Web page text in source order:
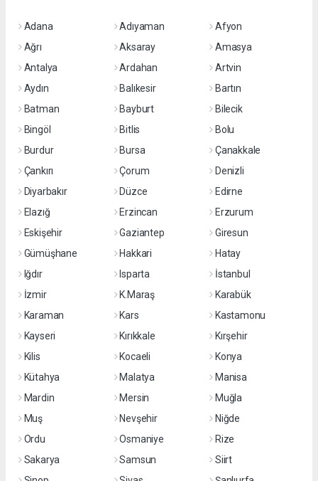
Adana Adıyaman
Afyon
Ağrı
Aksaray
Amasya
Antalya
Ardahan
Artvin
Aydın
Balıkesir
Bartın
Batman
Bayburt
Bilecik
Bingöl
Bitlis
Bolu
Burdur
Bursa
Çanakkale
Çankırı
Çorum
Denizli
Diyarbakır
Düzce
Edirne
Elazığ
Erzincan
Erzurum
Eskişehir
Gaziantep
Giresun
Gümüşhane
Hakkari
Hatay
Iğdır
Isparta
İstanbul
İzmir
K.Maraş
Karabük
Karaman
Kars
Kastamonu
Kayseri
Kırıkkale
Kırşehir
Kilis
Kocaeli
Konya
Kütahya
Malatya
Manisa
Mardin
Mersin
Muğla
Muş
Nevşehir
Niğde
Ordu
Osmaniye
Rize
Sakarya
Samsun
Siirt